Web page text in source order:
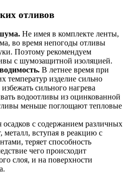
отливов
Не имея в комплекте ленты,
во время непогоды отливы
Поэтому рекомендуем
с шумозащитной изоляцией.
В летнее время при
температур изделие сильно
сильного нагрева
водоотливы из оцинкованной
меньше поглощают тепловые
осадков с содержанием различных
металл, вступая в реакцию с
теряет способность
чего происходит
слоя, и на поверхности